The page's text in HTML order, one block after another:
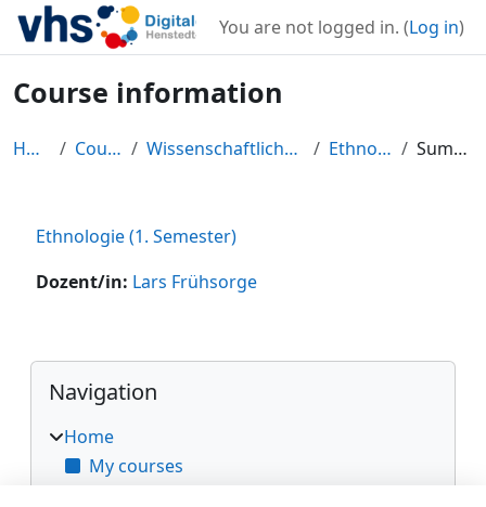
Skip to main content
You are not logged in. (Log in)
Course information
Home Courses Wissenschaftliches Forum Ethnologie Summary
Ethnologie (1. Semester)
Dozent/in: Lars Frühsorge
Blocks
Skip Navigation
Navigation
Home
My courses